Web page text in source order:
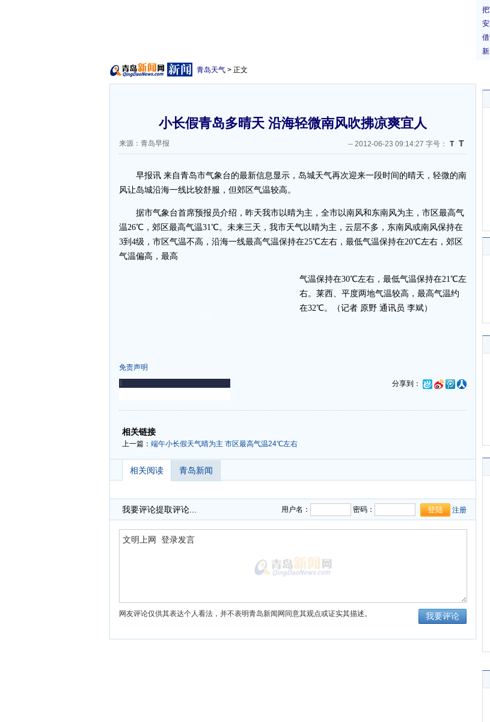
青岛天气 > 正文
小长假青岛多晴天 沿海轻微南风吹拂凉爽宜人
来源：青岛早报 -- 2012-06-23 09:14:27 字号： T T
早报讯 来自青岛市气象台的最新信息显示，岛城天气再次迎来一段时间的晴天，轻微的南
风让岛城沿海一线比较舒服，但郊区气温较高。
据市气象台首席预报员介绍，昨天我市以晴为主，全市以南风和东南风为主，市区最高气
温26℃，郊区最高气温31℃。未来三天，我市天气以晴为主，云层不多，东南风或南风保持在
3到4级，市区气温不高，沿海一线最高气温保持在25℃左右，最低气温保持在20℃左右，郊区
气温偏高，最高
气温保持在30℃左右，最低气温保持在21℃左
右。莱西、平度两地气温较高，最高气温约
在32℃。（记者 原野 通讯员 李斌）
免责声明
分享到：
-
相关链接
上一篇： 端午小长假天气晴为主 市区最高气温24℃左右
相关阅读 青岛新闻
我要评论提取评论... 用户名： 密码： 注册
网友评论仅供其表达个人看法，并不表明青岛新闻网同意其观点或证实其描述。